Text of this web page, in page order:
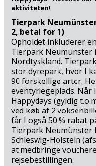
(2,5 km) venter lækre
forfriskende
bassiner. Den helt store
botaniske have (4 km),
og på en lidt længere
som Designer Outlet
forlystelsesparadiset
Friedrichstadt (85 km),
Amsterdam”. Rigtig god
aktiviteten!
Tierpark
2, betal for 1)
Opholdet inkluderer
Tierpark Neumünster
Nordtyskland.
stor dyrepark, hvor I
90 forskellige arter.
eventyrlegeplads.
Happydays (gyldig
ved køb af 2
får I også 50 % rabat
Tierpark Neumünster
Schleswig-Holstein
at medbringe
rejsebestillingen.